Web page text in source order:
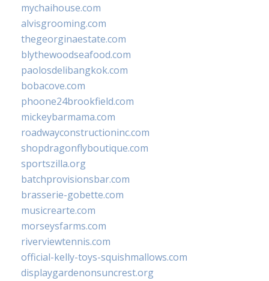
mychaihouse.com
alvisgrooming.com
thegeorginaestate.com
blythewoodseafood.com
paolosdelibangkok.com
bobacove.com
phoone24brookfield.com
mickeybarmama.com
roadwayconstructioninc.com
shopdragonflyboutique.com
sportszilla.org
batchprovisionsbar.com
brasserie-gobette.com
musicrearte.com
morseysfarms.com
riverviewtennis.com
official-kelly-toys-squishmallows.com
displaygardenonsuncrest.org